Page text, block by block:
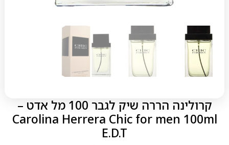
קרולינה הררה שיק לגבר 100 מל אדט –
Carolina Herrera Chic for men 100ml
E.D.T